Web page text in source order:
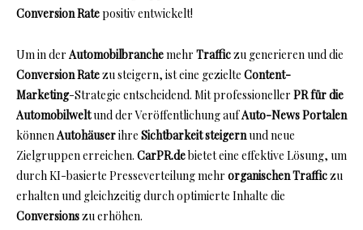
Conversion Ratepositiv entwickelt!
Um in der Automobilbranchemehr Trafficzu generieren und die
Conversion Ratezu steigern, ist eine gezielte Content-
Marketing-Strategie entscheidend. Mit professioneller PR für die
Automobilweltund der Veröffentlichung aufAuto-News Portalen
könnenAutohäuserihre Sichtbarkeit steigernund neue
Zielgruppen erreichen. CarPR.debietet eine effektive Lösung, um
durch KI-basierte Presseverteilung mehr organischen Trafficzu
erhalten und gleichzeitig durch optimierte Inhalte die
Conversionszu erhöhen.